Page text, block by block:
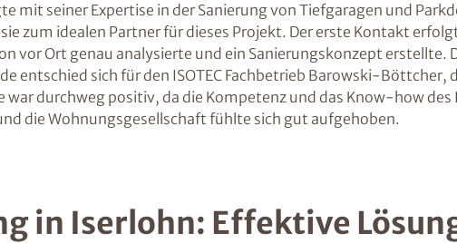
mit seiner Expertise in der Sanierung von Tiefgaragen und
zum idealen Partner für dieses Projekt. Der erste Kontakt
Ort genau analysierte und ein Sanierungskonzept erstellte.
entschied sich für den ISOTEC Fachbetrieb Barowski-
durchweg positiv, da die Kompetenz und das Know-how des
die Wohnungsgesellschaft fühlte sich gut aufgehoben.
in Iserlohn: Effektive